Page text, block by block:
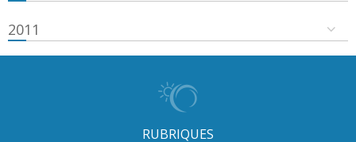
2011
RUBRIQUES